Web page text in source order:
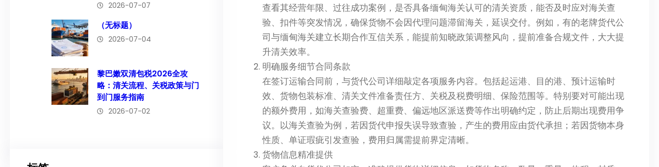
2026-07-07
（无标题）
2026-07-04
黎巴嫩双清包税2026全攻
略：清关流程、关税政策与门
到门服务指南
2026-07-02
查看其经营年限、过往成功案例，是否具备缅甸海关认可的清关资质，能否及时应对海关查
验、扣件等突发情况，确保货物不会因代理问题滞留海关，延误交付。例如，有的老牌货代公
司与缅甸海关建立长期合作互信关系，能提前知晓政策调整风向，提前准备合规文件，大大提
升清关效率。
明确服务细节合同条款
在签订运输合同前，与货代公司详细敲定各项服务内容。包括起运港、目的港、预计运输时
效、货物包装标准、清关文件准备责任方、关税及税费明细、保险范围等。特别要对可能出现
的额外费用，如海关查验费、超重费、偏远地区派送费等作出明确约定，防止后期出现费用争
议。以海关查验为例，若因货代申报失误导致查验，产生的费用应由货代承担；若因货物本身
性质、单证瑕疵引发查验，费用归属需提前界定清晰。
货物信息精准提供